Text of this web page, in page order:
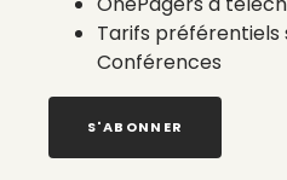
Tarifs préférentiels
Conférences
S'ABONNER